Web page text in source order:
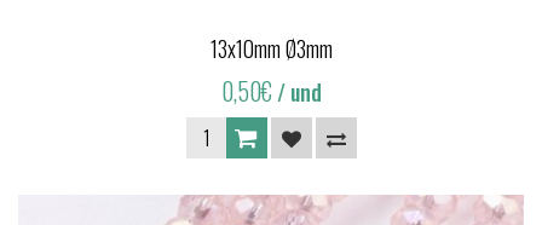
13x10mm Ø3mm
0,50€/ und